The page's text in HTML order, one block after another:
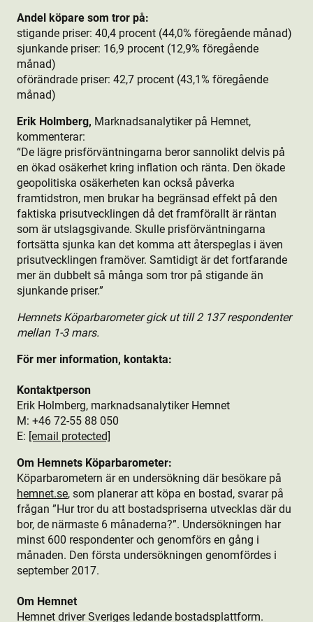
Andel köpare som tror på:
stigande priser: 40,4 procent (44,0% föregående månad)
sjunkande priser: 16,9 procent (12,9% föregående
månad)
oförändrade priser: 42,7 procent (43,1% föregående
månad)
Erik Holmberg, Marknadsanalytiker på Hemnet,
kommenterar:
“De lägre prisförväntningarna beror sannolikt delvis på
en ökad osäkerhet kring inflation och ränta. Den ökade
geopolitiska osäkerheten kan också påverka
framtidstron, men brukar ha begränsad effekt på den
faktiska prisutvecklingen då det framförallt är räntan
som är utslagsgivande. Skulle prisförväntningarna
fortsätta sjunka kan det komma att återspeglas i även
prisutvecklingen framöver. Samtidigt är det fortfarande
mer än dubbelt så många som tror på stigande än
sjunkande priser.”
Hemnets Köparbarometer gick ut till 2 137 respondenter
mellan 1-3 mars.
För mer information, kontakta:
Kontaktperson
Erik Holmberg, marknadsanalytiker Hemnet
M: +46 72-55 88 050
E: [email protected]
Om Hemnets Köparbarometer:
Köparbarometern är en undersökning där besökare på
hemnet.se, som planerar att köpa en bostad, svarar på
frågan ”Hur tror du att bostads­priserna utvecklas där du
bor, de närmaste 6 månaderna?”. Undersökningen har
minst 600 respondenter och genomförs en gång i
månaden. Den första undersökningen genomfördes i
september 2017.
Om Hemnet
Hemnet driver Sveriges ledande bostads­plattform.